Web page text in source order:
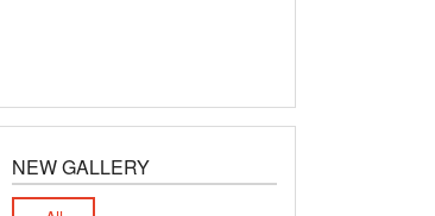
NEW GALLERY